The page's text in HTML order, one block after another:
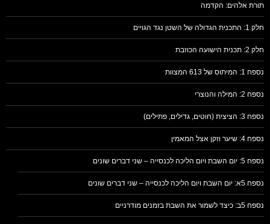
תורת אלהים: הקדמה
חלק 1: התכנית הגדולה של השטן נגד הגויים
חלק 2: תכנית הישועה הכוזבת
נספח 1: המיתוס של 613 המצוות
נספח 2: המילה והנוצרי
נספח 3: הציצית (חוטים, גדילים, פתילים)
נספח 4: שיער וזקן אצל המאמין
נספח 5: יום השבת ויום הליכה לכנסייה – שני דברים שונים
נספח 5א: יום השבת ויום הליכה לכנסייה – שני דברים שונים
נספח 5ב: כיצד לשמור את השבת בזמנים מודרניים